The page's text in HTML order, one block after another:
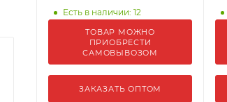
Есть в наличии: 12
ТОВАР МОЖНО
ПРИОБРЕСТИ
САМОВЫВОЗОМ
ЗАКАЗАТЬ ОПТОМ